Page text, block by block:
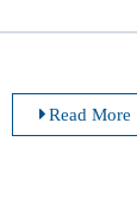
Read More